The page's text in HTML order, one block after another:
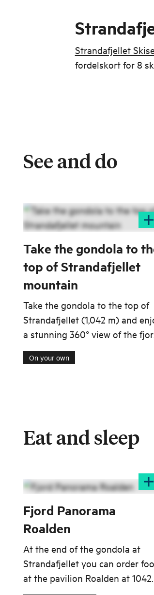
Strandafjellet
fordelskort for 8
See and do
Take the gondola to
top of Strandafjellet
mountain
Take the gondola to the top of
Strandafjellet (1,042 m) and
a stunning 360° view of the
and the Sunnmøre Alps.
On your own
Eat and sleep
Fjord Panorama
Roalden
At the end of the gondola at
Strandafjellet you can order
at the pavilion Roalden at 1042
m.a.s.l.